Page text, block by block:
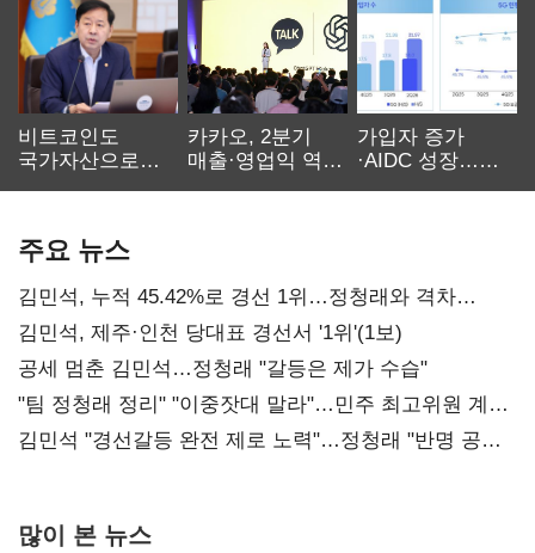
비트코인도
국가자산으로…'
카카오, 2분기
매출·영업익 역대
가입자 증가
·AIDC 성장…
주요 뉴스
김민석, 누적 45.42%로 경선 1위…정청래와 격차
0.86%p(2보)
김민석, 제주·인천 당대표 경선서 '1위'(1보)
공세 멈춘 김민석…정청래 "갈등은 제가 수습"
"팀 정청래 정리" "이중잣대 말라"…민주 최고위원 계파
다툼 격화
김민석 "경선갈등 완전 제로 노력"…정청래 "반명 공세
많이 본 뉴스